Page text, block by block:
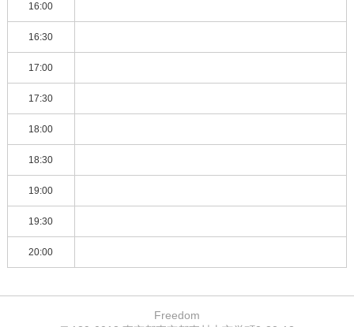
16:00
16:30
17:00
17:30
18:00
18:30
19:00
19:30
20:00
Freedom